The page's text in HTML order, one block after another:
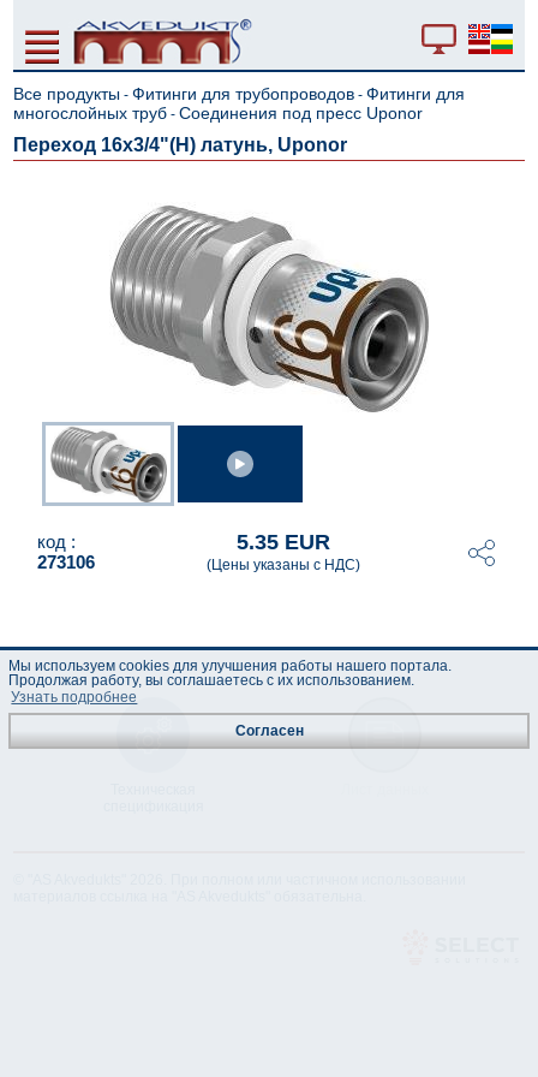
Все продукты -Фитинги для трубопроводов -Фитинги для
многослойных труб -Cоединения под пресс Uponor
Переход 16x3/4"(Н) латунь, Uponor
код :
273106
5.35 EUR
(Цены указаны с НДС)
Мы используем cookies для улучшения работы нашего портала.
Продолжая работу, вы соглашаетесь с их использованием.
Узнать подробнее
Согласен